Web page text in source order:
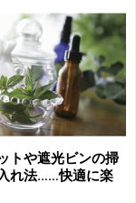
起因して肌荒れや
は、必ず自身の体
行ってください。
ありません。
次のページへ
トや遮光ビンの掃
れ法……快適に楽